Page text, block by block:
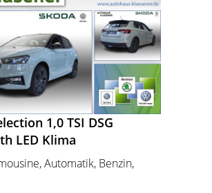
1,0 TSI DSG
LED Klima
Automatik, Benzin,